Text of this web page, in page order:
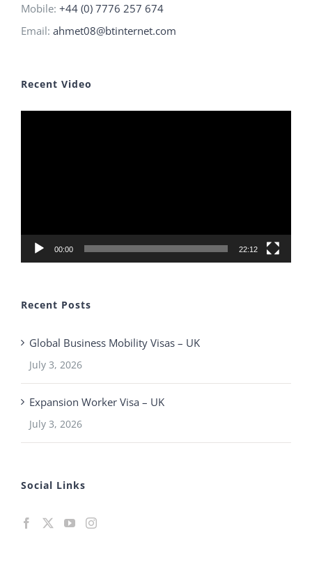
Mobile: +44 (0) 7776 257 674
Email: ahmet08@btinternet.com
Recent Video
00:00 22:12
Recent Posts
Global Business Mobility Visas – UK
July 3, 2026
Expansion Worker Visa – UK
July 3, 2026
Social Links